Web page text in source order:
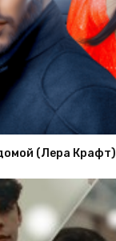
(Лера Крафт)